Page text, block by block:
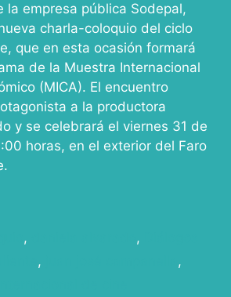
la empresa pública Sodepal,
charla-coloquio del ciclo
que en esta ocasión formará
de la Muestra Internacional
(MICA). El encuentro
a la productora
y se celebrará el viernes 31 de
horas, en el exterior del Faro
, ,
,
,